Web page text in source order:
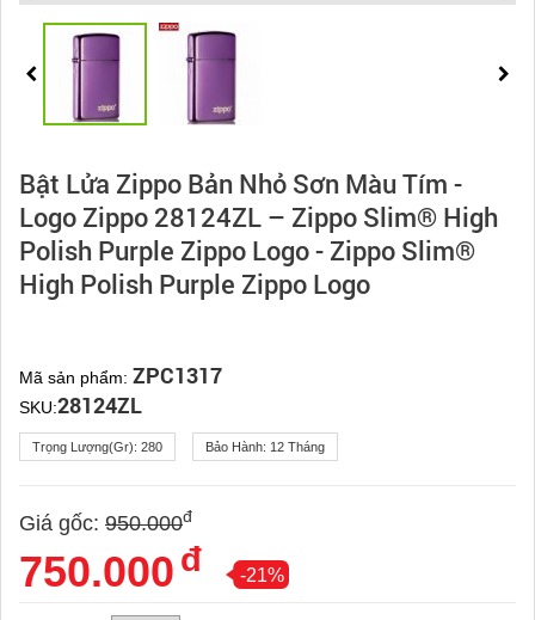
Bật Lửa Zippo Bản Nhỏ Sơn Màu Tím -
Logo Zippo 28124ZL – Zippo Slim® High
Polish Purple Zippo Logo - Zippo Slim®
High Polish Purple Zippo Logo
Mã sản phẩm: ZPC1317
SKU:28124ZL
Trọng Lượng(gr): 280 Bảo Hành: 12 Tháng
Giá gốc: 950.000đ
750.000 đ -21%